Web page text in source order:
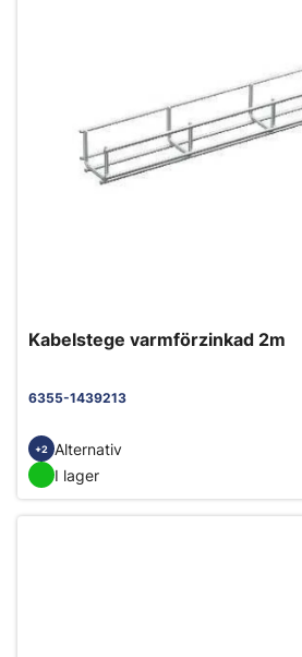
Kabelstege varmförzinkad 2m
6355-1439213
+2
Alternativ
I lager